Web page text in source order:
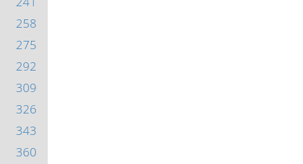
258
275
292
309
326
343
360